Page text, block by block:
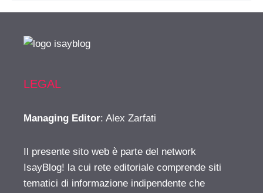
LEGAL
Managing Editor: Alex Zarfati
Il presente sito web è parte del network
IsayBlog! la cui rete editoriale comprende siti
tematici di informazione indipendente che